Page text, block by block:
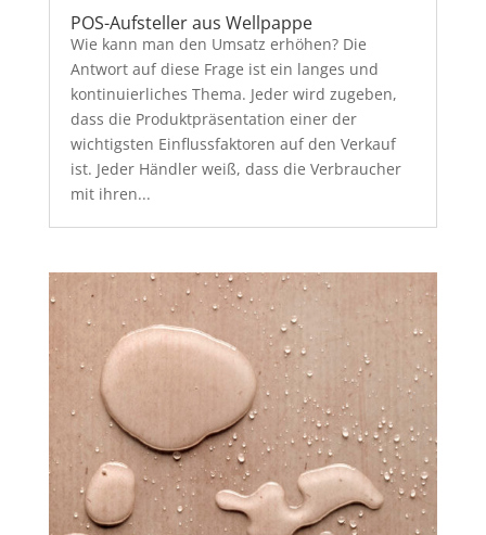
POS-Aufsteller aus Wellpappe
Wie kann man den Umsatz erhöhen? Die
Antwort auf diese Frage ist ein langes und
kontinuierliches Thema. Jeder wird zugeben,
dass die Produktpräsentation einer der
wichtigsten Einflussfaktoren auf den Verkauf
ist. Jeder Händler weiß, dass die Verbraucher
mit ihren...